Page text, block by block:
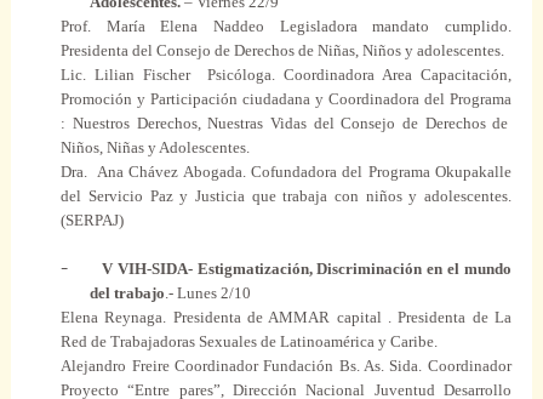
Prof. María Elena Naddeo Legisladoramandato cumplido.
Presidenta del Consejo de Derechos de Niñas, Niños yadolescentes.
Lic. Lilian Fischer
Psicóloga. Coordinadora Area Capacitación,
Promoción y Participación ciudadana y Coordinadora del Programa
: Nuestros Derechos, Nuestras Vidasdel Consejo de Derechos de
Niños, Niñas yAdolescentes.
Dra. AnaChávez Abogada. Cofundadora del ProgramaOkupakalle
del Servicio Pazy Justicia quetrabaja con niños y adolescentes.
(SERPAJ)
– V VIH-SIDA- Estigmatización, Discriminación en el mundo
del trabajo.- Lunes 2/10
Elena Reynaga. Presidenta de AMMAR capital . Presidenta de La
Red de Trabajadoras Sexuales de Latinoamérica y Caribe.
Alejandro Freire Coordinador Fundación Bs. As. Sida. Coordinador
Proyecto “Entre pares”, DirecciónNacional Juventud Desarrollo